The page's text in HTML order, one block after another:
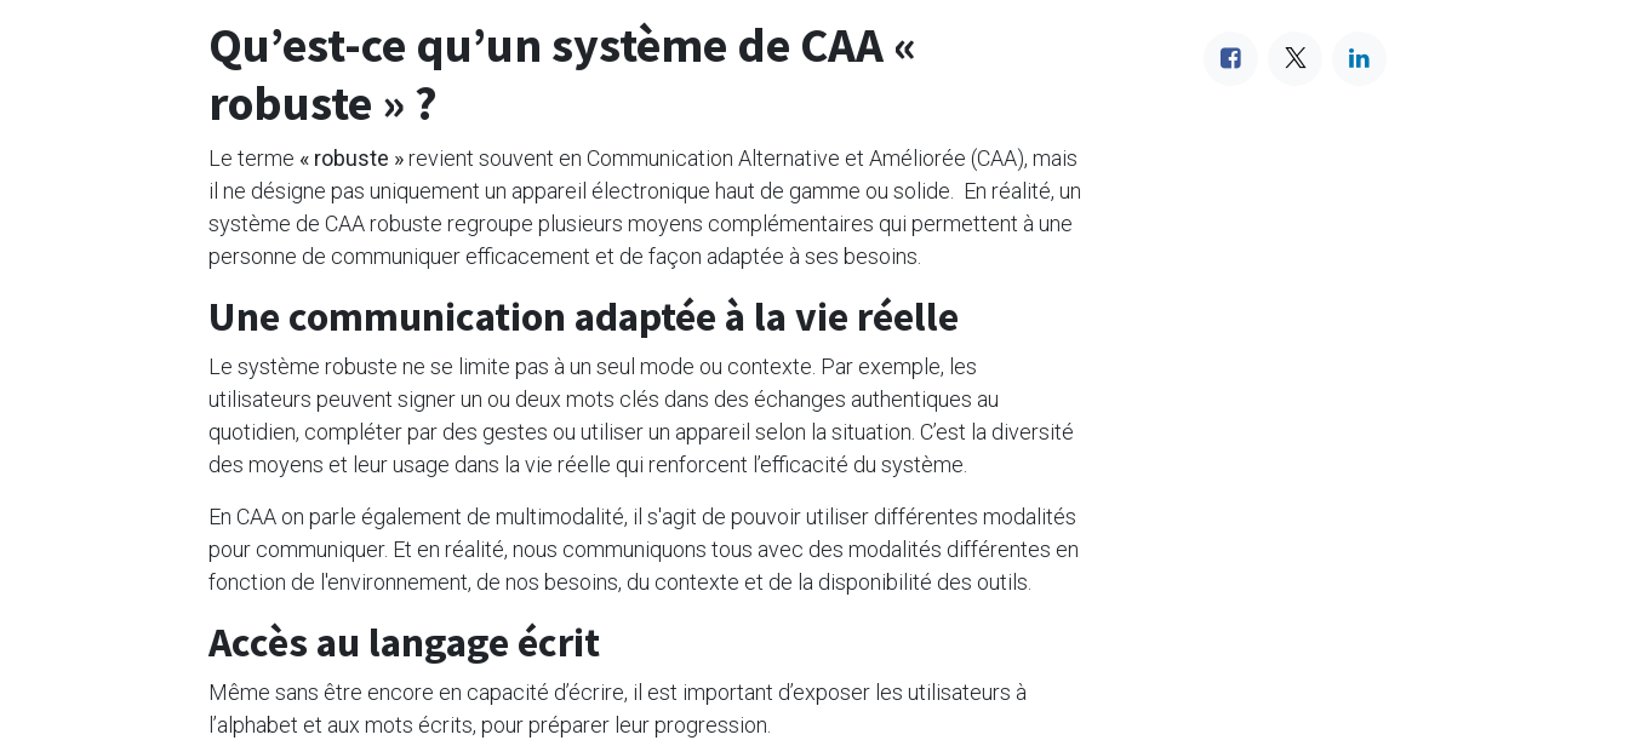
Qu’est-ce qu’un système de CAA «
robuste » ?
Le terme « robuste »revient souvent en Communication Alternative et Améliorée (CAA), mais
il ne désigne pas uniquement un appareil électronique haut de gamme ou solide. En réalité, un
système de CAA robuste regroupe plusieurs moyens complémentaires qui permettent à une
personne de communiquer efficacement et de façon adaptée à ses besoins.
Une communication adaptée à la vie réelle
Le système robuste ne se limite pas à un seul mode ou contexte. Par exemple, les
utilisateurs peuvent signer un ou deux mots clés dans des échanges authentiques au
quotidien, compléter par des gestes ou utiliser un appareil selon la situation. C’est la diversité
des moyens et leur usage dans la vie réelle qui renforcent l’efficacité du système.
En CAA on parle également de multimodalité, il s'agit de pouvoir utiliser différentes modalités
pour communiquer. Et en réalité, nous communiquons tous avec des modalités différentes en
fonction de l'environnement, de nos besoins, du contexte et de la disponibilité des outils.
Accès au langage écrit
Même sans être encore en capacité d’écrire, il est important d’exposer les utilisateurs à
l’alphabet et aux mots écrits, pour préparer leur progression.